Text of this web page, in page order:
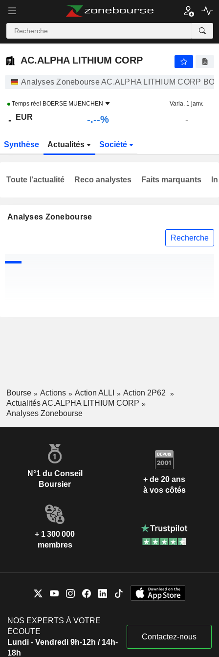
AC.ALPHA LITHIUM CORP - € -
AC.ALPHA LITHIUM CORP
Analyses Zonebourse AC.ALPHA LITHIUM CORP
Temps réel BOERSE MUENCHEN Varia. 1 janv.
- EUR -.--% -
Synthèse Actualités Société
Analyses Zonebourse
Recherche
Toute l'actualité Reco analystes Faits marquants
Bourse Actions Action ALLI
Action 2P62
Actualités AC.ALPHA LITHIUM CORP
Analyses Zonebourse
N°1 du Conseil
Boursier
+ de 20 ans
à vos côtés
+ 1 300 000
membres
NOS EXPERTS À VOTRE
ÉCOUTE
Lundi - Vendredi 9h-12h / 14h-
18h
Contactez-nous